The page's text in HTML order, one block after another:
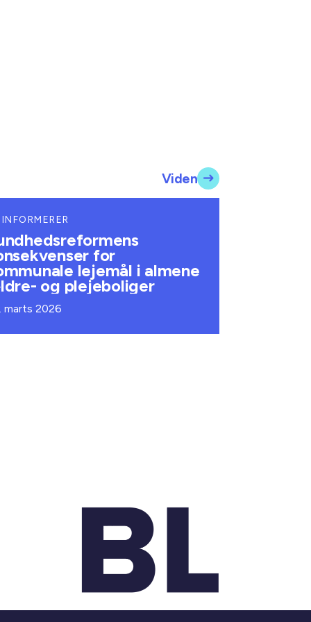
Viden
for
lejemål i almene
og plejeboliger
marts 2026